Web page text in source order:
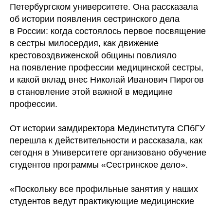
Петербургском университете. Она рассказала
об истории появления сестринского дела
в России: когда состоялось первое посвящение
в сестры милосердия, как движение
крестовоздвиженской общины повлияло
на появление профессии медицинской сестры,
и какой вклад внес Николай Иванович Пирогов
в становление этой важной в медицине
профессии.
От истории замдиректора Мединститута СПбГУ
перешла к действительности и рассказала, как
сегодня в Университете организовано обучение
студентов программы «Сестринское дело».
«Поскольку все профильные занятия у наших
студентов ведут практикующие медицинские